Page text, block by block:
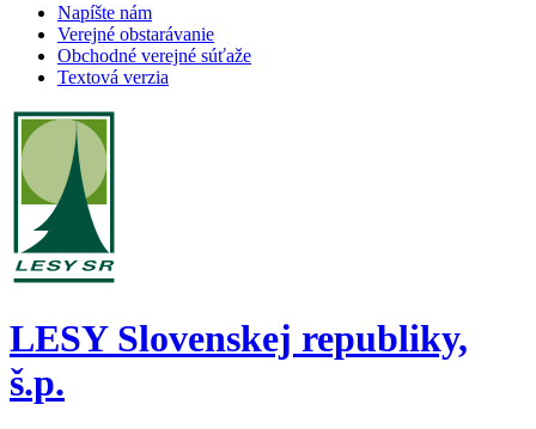
Napíšte nám
Verejné obstarávanie
Obchodné verejné súťaže
Textová verzia
LESY Slovenskej republiky,
š.p.